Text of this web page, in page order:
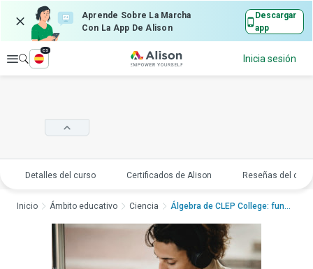
Aprende Sobre La Marcha
Con La App De Alison
Descargar
app
Explorar
es
Inicia sesión
Detalles del curso Certificados de Alison Reseñas del
Inicio Ámbito educativo Ciencia Álgebra de CLEP College: func...